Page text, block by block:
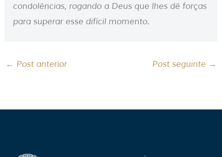
condolências, rogando a Deus que lhes dê forças
para superar esse difícil momento.
← Post anterior Post seguinte →